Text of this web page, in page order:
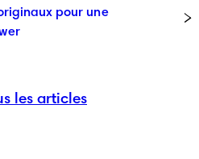
pour une
les articles